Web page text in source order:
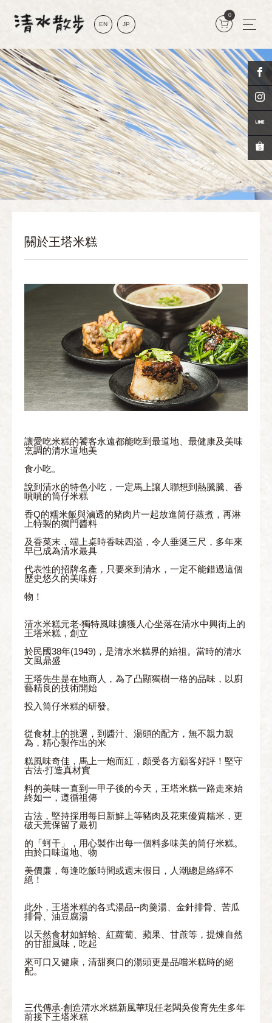
EN JP
0
關於王塔米糕
讓愛吃米糕的饕客永遠都能吃到最道地、最健康及美味
烹調的清水道地美
食小吃。
說到清水的特色小吃，一定馬上讓人聯想到熱騰騰、香
噴噴的筒仔米糕
香Q的糯米飯與滷透的豬肉片一起放進筒仔蒸煮，再淋
上特製的獨門醬料
及香菜末，端上桌時香味四溢，令人垂涎三尺，多年來
早已成為清水最具
代表性的招牌名產，只要來到清水，一定不能錯過這個
歷史悠久的美味好
物！
清水米糕元老‧獨特風味擄獲人心坐落在清水中興街上的
王塔米糕，創立
於民國38年(1949)，是清水米糕界的始祖。當時的清水
文風鼎盛
王塔先生是在地商人，為了凸顯獨樹一格的品味，以廚
藝精良的技術開始
投入筒仔米糕的研發。
從食材上的挑選，到醬汁、湯頭的配方，無不親力親
為，精心製作出的米
糕風味奇佳，馬上一炮而紅，頗受各方顧客好評！堅守
古法‧打造真材實
料的美味一直到一甲子後的今天，王塔米糕一路走來始
終如一，遵循祖傳
古法，堅持採用每日新鮮上等豬肉及花東優質糯米，更
破天荒保留了最初
的「蚵干」，用心製作出每一個料多味美的筒仔米糕。
由於口味道地、物
美價廉，每逢吃飯時間或週末假日，人潮總是絡繹不
絕！
此外，王塔米糕的各式湯品--肉羹湯、金針排骨、苦瓜
排骨、油豆腐湯
以天然食材如鮮蛤、紅蘿蔔、蘋果、甘蔗等，提煉自然
的甘甜風味，吃起
來可口又健康，清甜爽口的湯頭更是品嚐米糕時的絕
配。
三代傳承‧創造清水米糕新風華現任老闆吳俊育先生多年
前接下王塔米糕